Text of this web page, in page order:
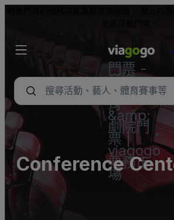
門票 -
音樂
會、體
育
&amp;
劇院門
票 |
viagogo
票務市
場
Conference
We-Ko-Pa